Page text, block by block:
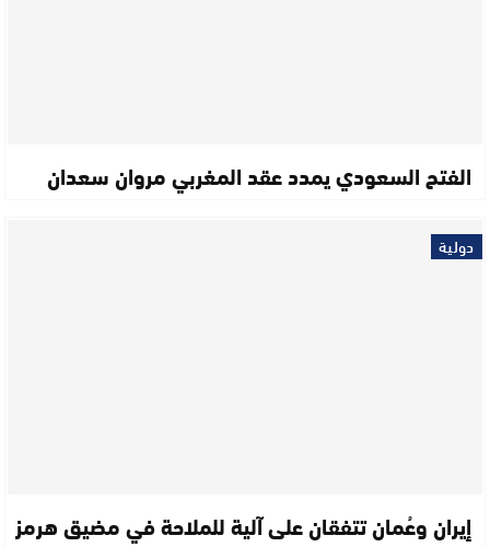
الفتح السعودي يمدد عقد المغربي مروان سعدان
دولية
إيران وعُمان تتفقان على آلية للملاحة في مضيق هرمز